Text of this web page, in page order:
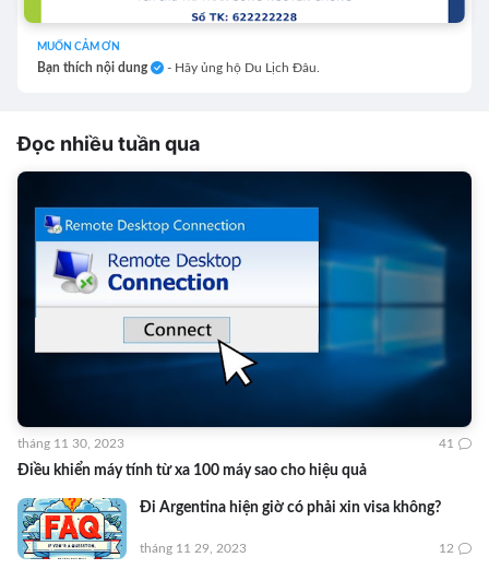
MUỐN CẢM ƠN
Bạn thích nội dung - Hãy ủng hộ Du Lịch Đâu.
Đọc nhiều tuần qua
Điều khiển máy tính từ xa 100 máy sao cho hiệu quả
tháng 11 30, 2023 41
Đi Argentina hiện giờ có phải xin visa không?
tháng 11 29, 2023 12